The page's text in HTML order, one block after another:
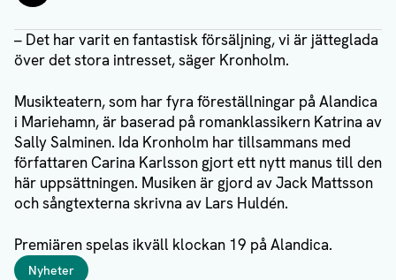
– Det har varit en fantastisk försäljning, vi är jätteglada
över det stora intresset, säger Kronholm.
Musikteatern, som har fyra föreställningar på Alandica
i Mariehamn, är baserad på romanklassikern Katrina av
Sally Salminen. Ida Kronholm har tillsammans med
författaren Carina Karlsson gjort ett nytt manus till den
här uppsättningen. Musiken är gjord av Jack Mattsson
och sångtexterna skrivna av Lars Huldén.
Premiären spelas ikväll klockan 19 på Alandica.
Taggar
Nyheter